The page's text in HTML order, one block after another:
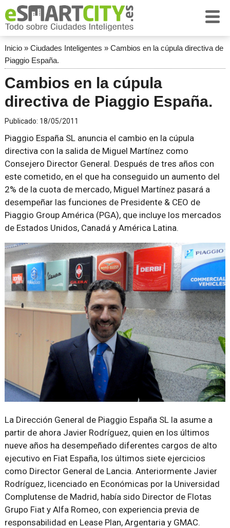
Inicio» Ciudades Inteligentes » Cambios en la cúpula directiva de
Piaggio España.
Cambios en la cúpula
directiva de Piaggio España.
Publicado: 18/05/2011
Piaggio España SL anuncia el cambio en la cúpula
directiva con la salida de Miguel Martínez como
Consejero Director General. Después de tres años con
este cometido, en el que ha conseguido un aumento del
2% de la cuota de mercado, Miguel Martínez pasará a
desempeñar las funciones de Presidente & CEO de
Piaggio Group América (PGA), que incluye los mercados
de Estados Unidos, Canadá y América Latina.
La Dirección General de Piaggio España SL la asume a
partir de ahora Javier Rodríguez, quien en los últimos
nueve años ha desempeñado diferentes cargos de alto
ejecutivo en Fiat España, los últimos siete ejercicios
como Director General de Lancia. Anteriormente Javier
Rodríguez, licenciado en Económicas por la Universidad
Complutense de Madrid, había sido Director de Flotas
Grupo Fiat y Alfa Romeo, con experiencia previa de
responsabilidad en Lease Plan, Argentaria y GMAC.